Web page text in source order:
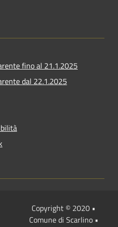
fino al 21.1.2025
dal 22.1.2025
Copyright © 2020 •
Comune di Scarlino •